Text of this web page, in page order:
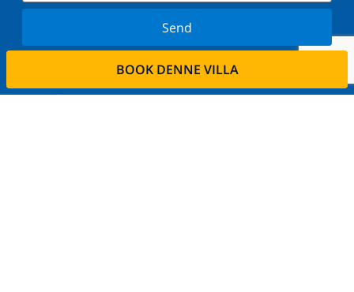
BOOK DENNE VILLA
Send
Tilmeld dig vores nyhedsbrev og bliv orienteret om
de seneste nyheder og tilbud. Vi respekterer dit
privatliv.